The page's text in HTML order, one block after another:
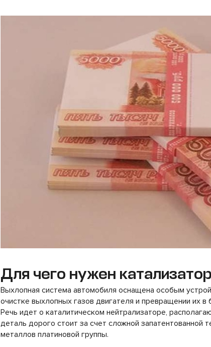
Для чего нужен
Выхлопная система автомобиля оснащена особым
очистке выхлопных газов двигателя и превращении
Речь идет о каталитическом нейтрализаторе,
деталь дорого стоит за счет сложной запатентованной
металлов платиновой группы.